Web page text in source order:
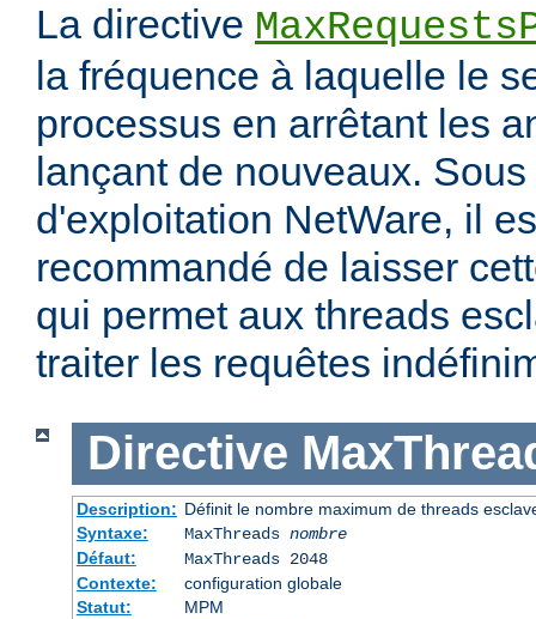
La directive
la fréquence à laquelle le
processus en arrêtant les
lançant de nouveaux.
d'exploitation NetWare, il
recommandé de laisser
qui permet aux threads
traiter les requêtes
Directive
Description: Définit le nombre maximum de threads
Syntaxe:
MaxThreads nombre
Défaut:
MaxThreads 2048
Contexte:
configuration globale
Statut:
MPM